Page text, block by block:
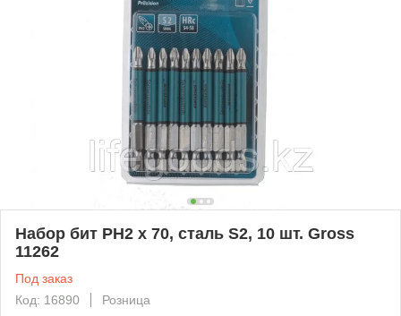
Набор бит PH2 х 70, сталь S2, 10 шт. Gross
11262
Под заказ
Код: 16890
Розница